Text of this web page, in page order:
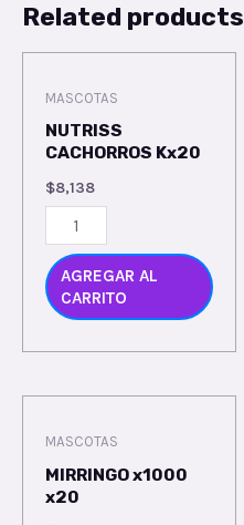
Related products
MASCOTAS
NUTRISS
CACHORROS Kx20
$8,138
AGREGAR AL
CARRITO
MASCOTAS
MIRRINGO x1000
x20